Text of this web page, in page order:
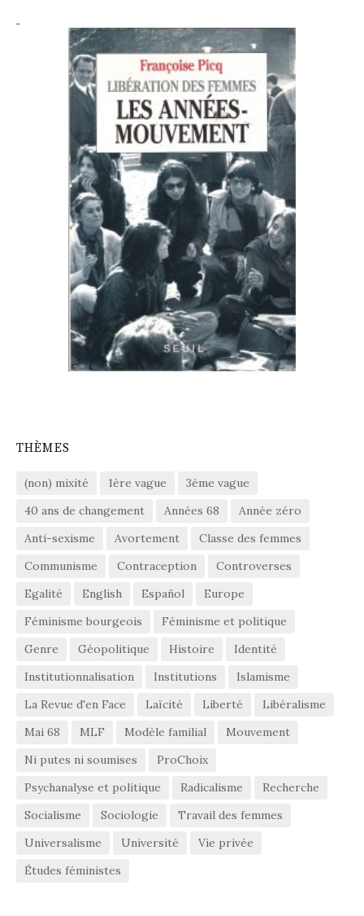
THÈMES
(non) mixité 1ère vague
3éme vague
40 ans de changement
Années 68
Année zéro
Anti-sexisme
Avortement
Classe des femmes
Communisme
Contraception
Controverses
Egalité
English Español
Europe
Féminisme bourgeois
Féminisme et politique
Genre
Géopolitique Histoire
Identité
Institutionnalisation
Institutions
Islamisme
La Revue d'en Face
Laïcité Liberté
Libéralisme
Mai 68
MLF Modèle familial
Mouvement
Ni putes ni soumises
ProChoix
Psychanalyse et politique
Radicalisme
Recherche
Socialisme
Sociologie
Travail des femmes
Universalisme
Université
Vie privée
Études féministes